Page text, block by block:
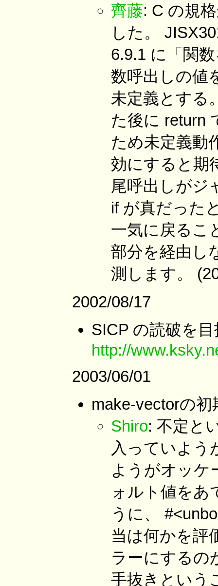
齊藤: C の規
した。
6.9.1 に「関
数呼出しの値
未定義とする
た後に return
ため未定義動
効にすると期
尾呼出しがジ
if が真だった
一気に戻るこ
部分を経由し
測します。
2002/08/17
SICP の読破を
http://
2003/06/01
make-vectorの
Shiro: 不定と
入っていよう
ようがオッケ
ォルト値をあ
うに、
当は何かを評
ラーにするの
手抜きという